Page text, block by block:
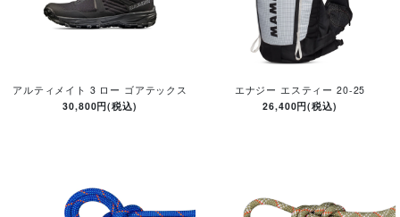
アルティメイト 3 ロー ゴアテックス
30,800円(税込)
エナジー エスティー 20-25
26,400円(税込)